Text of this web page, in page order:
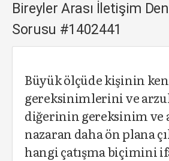
Bireyler Arası İletişim
Sorusu #1402441
Büyük ölçüde kişinin
gereksinimlerini ve
diğerinin gereksinim ve
nazaran daha ön plana
hangi çatışma biçimini